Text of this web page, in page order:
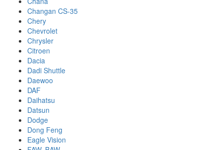
Changan CS-35
Chery
Chevrolet
Chrysler
Citroen
Dacia
Dadi Shuttle
Daewoo
DAF
Daihatsu
Datsun
Dodge
Dong Feng
Eagle Vision